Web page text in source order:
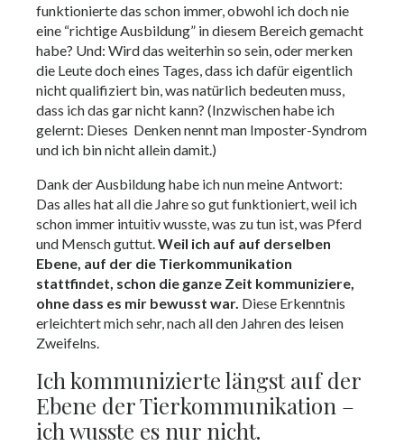
funktionierte das schon immer, obwohl ich doch nie
eine “richtige Ausbildung” in diesem Bereich gemacht
habe? Und: Wird das weiterhin so sein, oder merken
die Leute doch eines Tages, dass ich dafür eigentlich
nicht qualifiziert bin, was natürlich bedeuten muss,
dass ich das gar nicht kann? (Inzwischen habe ich
gelernt: Dieses Denken nennt man Imposter-Syndrom
und ich bin nicht allein damit.)
Dank der Ausbildung habe ich nun meine Antwort:
Das alles hat all die Jahre so gut funktioniert, weil ich
schon immer intuitiv wusste, was zu tun ist, was Pferd
und Mensch guttut. Weil ich auf auf derselben
Ebene, auf der die Tierkommunikation
stattfindet, schon die ganze Zeit kommuniziere,
ohne dass es mir bewusst war. Diese Erkenntnis
erleichtert mich sehr, nach all den Jahren des leisen
Zweifelns.
Ich kommunizierte längst auf der
Ebene der Tierkommunikation –
ich wusste es nur nicht.